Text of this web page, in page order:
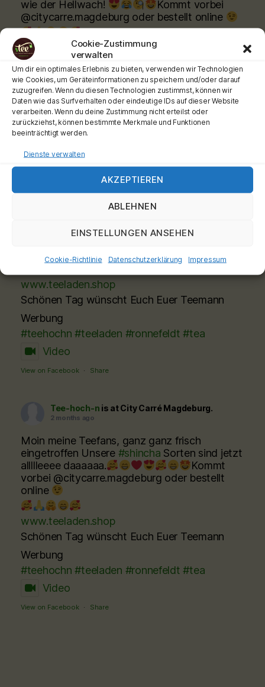
Cookie-Zustimmung
verwalten
Um dir ein optimales Erlebnis zu bieten, verwenden wir Technologien
wie Cookies, um Geräteinformationen zu speichern und/oder darauf
zuzugreifen. Wenn du diesen Technologien zustimmst, können wir
Daten wie das Surfverhalten oder eindeutige IDs auf dieser Website
verarbeiten. Wenn du deine Zustimmung nicht erteilst oder
zurückziehst, können bestimmte Merkmale und Funktionen
beeinträchtigt werden.
Dienste verwalten
AKZEPTIEREN
ABLEHNEN
EINSTELLUNGEN ANSEHEN
Cookie-Richtlinie Datenschutzerklärung Impressum
wie der Hellwach!
Kommt vorbei
@citycarre.magdeburg oder bestellt online
www.teeladen.shop
Schönen Tag wünscht Euch Euer Teemann
Werbung
#teehochn #teeladen #ronnefeldt
Video
View on Facebook ·
Moin meine Teefans, ganz ganz frisch
allllleeee daaaaaa. Und die Preise sind gleich
www.teeladen.shop
Schönen Tag wünscht Euch Euer Teemann
Werbung
#teehochn #teeladen #ronnefeldt #tea
Video
View on Facebook · Share
Tee-hoch-n is at City Carré Magdeburg.
2 months ago
Moin meine Teefans, ganz ganz frisch
eingetroffen Unsere #shincha Sorten sind jetzt
allllleeee daaaaaa.
Kommt
vorbei @citycarre.magdeburg oder bestellt
online
www.teeladen.shop
Schönen Tag wünscht Euch Euer Teemann
Werbung
#teehochn #teeladen #ronnefeldt #tea
Video
View on Facebook · Share